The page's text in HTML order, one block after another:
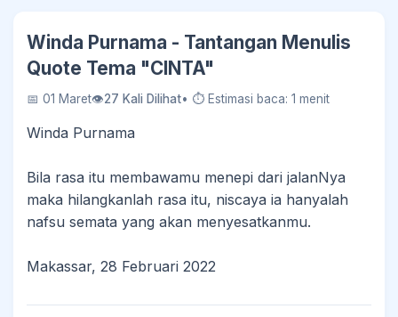
Winda Purnama - Tantangan Menulis
Quote Tema "CINTA"
📅 01 Maret👁27 Kali Dilihat• ⏱ Estimasi baca: 1 menit
Winda Purnama
Bila rasa itu membawamu menepi dari jalanNya
maka hilangkanlah rasa itu, niscaya ia hanyalah
nafsu semata yang akan menyesatkanmu.
Makassar, 28 Februari 2022